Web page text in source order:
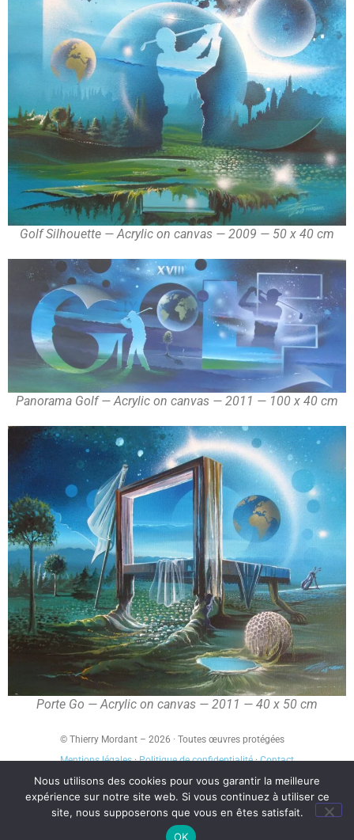
Golf Silhouette — Acrylic on canvas — 2009 — 50 x 40 cm
Panorama Golf — Acrylic on canvas — 2011 — 100 x 40 cm
Porte Go — Acrylic on canvas — 2011 — 40 x 50 cm
© Thierry Mordant – 2026 · Toutes œuvres protégées
Mentions légales·Politique de confidentialité·Contact
Royal Elementor Kit Thème par
Nous utilisons des cookies pour vous garantir la meilleure
expérience sur notre site web. Si vous continuez à utiliser ce
site, nous supposerons que vous en êtes satisfait.
OK